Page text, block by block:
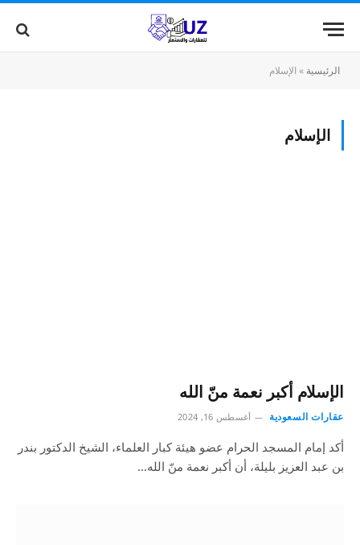
الرئيسية » الإسلام
الإسلام
الإسلام أكبر نعمة منّ الله
عقارات السعودية أغسطس 16, 2024
أكد إمام المسجد الحرام عضو هيئة كبار العلماء، الشيخ الدكتور بندر
بن عبد العزيز بليلة، أن أكبر نعمة منّ الله…